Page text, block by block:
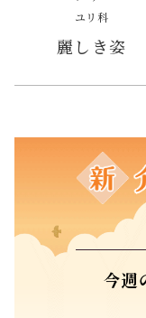
ユリ科
麗しき姿
今週